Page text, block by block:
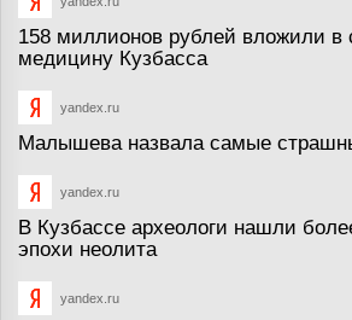
158 миллионов рублей вложили в
медицину Кузбасса
yandex.ru
Малышева назвала самые
yandex.ru
В Кузбассе археологи нашли
эпохи неолита
yandex.ru